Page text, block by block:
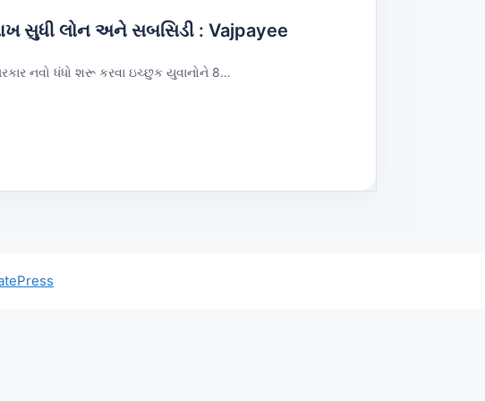
સુધી લોન અને સબસિડી : Vajpayee
નવો ધંધો શરૂ કરવા ઇચ્છુક યુવાનોને 8…